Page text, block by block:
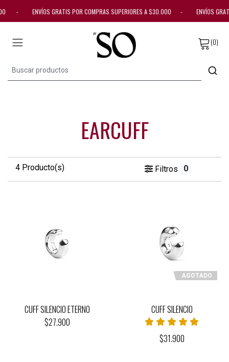
- ENVÍOS GRATIS POR COMPRAS SUPERIORES A $30.000 - ENVÍOS
(0)
EARCUFF
4 Producto(s) Filtros 0
CUFF SILENCIO ETERNO
$27.900
AGOTADO
CUFF SILENCIO
$31.900